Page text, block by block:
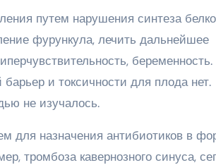
путем нарушения синтеза
фурункула, лечить дальнейшее
беременность.
и токсичности для плода нет.
не изучалось.
для назначения антибиотиков в
тромбоза кавернозного синуса,